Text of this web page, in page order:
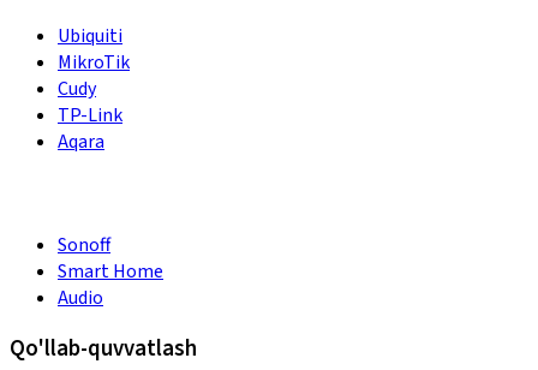
Ubiquiti
MikroTik
Cudy
TP-Link
Aqara
Sonoff
Smart Home
Audio
Qo'llab-quvvatlash